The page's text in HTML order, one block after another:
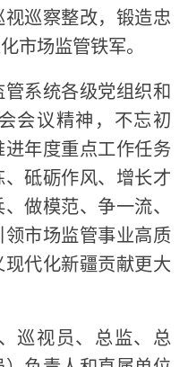
巡察整改，锻造忠
市场监管铁军。
系统各级党组织和
会议精神，不忘初
年度重点工作任务
砥砺作风、增长才
做模范、争一流、
市场监管事业高质
代化新疆贡献更大
巡视员、总监、总